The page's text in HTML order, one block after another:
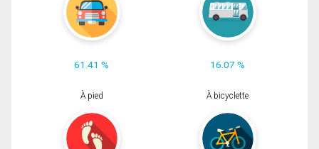
61.41 % 16.07 %
À pied À bicyclette